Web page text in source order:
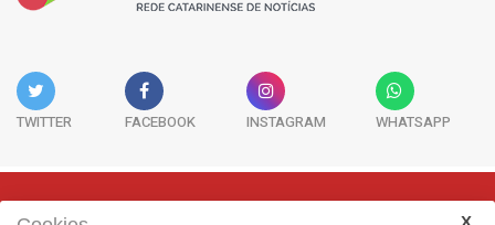
TWITTER FACEBOOK INSTAGRAM WHATSAPP